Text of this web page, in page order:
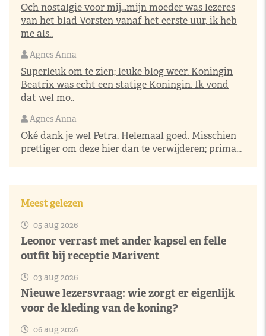
Och nostalgie voor mij…mijn moeder was lezeres
van het blad Vorsten vanaf het eerste uur, ik heb
me als..
Agnes Anna
Superleuk om te zien; leuke blog weer. Koningin
Beatrix was echt een statige Koningin. Ik vond
dat wel mo..
Agnes Anna
Oké dank je wel Petra. Helemaal goed. Misschien
prettiger om deze hier dan te verwijderen; prima...
Meest gelezen
05 aug 2026
Leonor verrast met ander kapsel en felle
outfit bij receptie Marivent
03 aug 2026
Nieuwe lezersvraag: wie zorgt er eigenlijk
voor de kleding van de koning?
06 aug 2026